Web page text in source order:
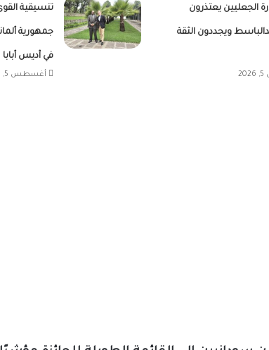
الجعليين يعتذرون
ويجددون الثقة
تنسيقية
جمهورية
في أديس أبابا
أغسطس 5, 2026